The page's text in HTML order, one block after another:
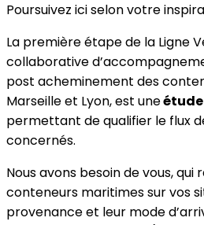
Poursuivez ici selon votre
La première étape de la Ligne
collaborative
post acheminement des
Marseille et Lyon, est une
permettant de qualifier le flux
concernés.
Nous avons besoin de vous,
conteneurs maritimes sur vos
provenance et leur mode